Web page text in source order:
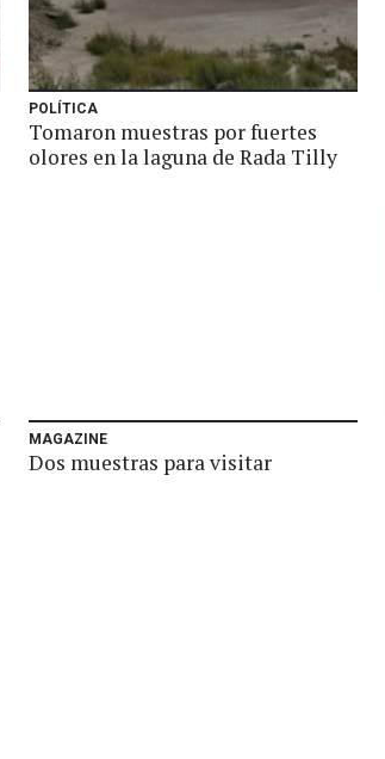
POLÍTICA
Tomaron muestras por fuertes
olores en la laguna de Rada Tilly
MAGAZINE
Dos muestras para visitar